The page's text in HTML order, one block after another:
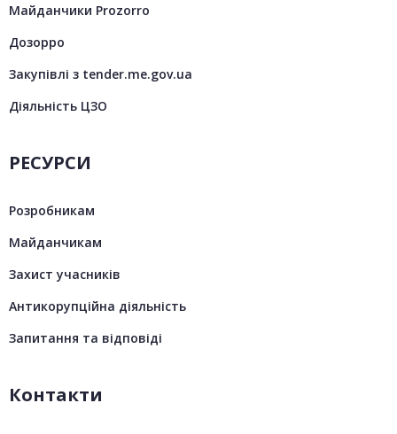
Майданчики Prozorro
Дозорро
Закупівлі з tender.me.gov.ua
Діяльність ЦЗО
РЕСУРСИ
Розробникам
Майданчикам
Захист учасників
Антикорупційна діяльність
Запитання та відповіді
Контакти